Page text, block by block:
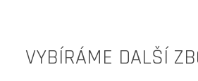
VYBÍRÁME DALŠÍ